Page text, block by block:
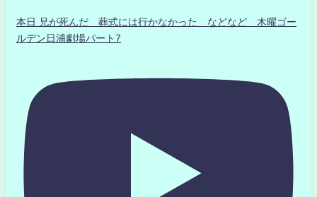
本日 兄が死んだ 葬式には行かなかった などなど 木曜ゴー
ルデン日浦劇場パート7